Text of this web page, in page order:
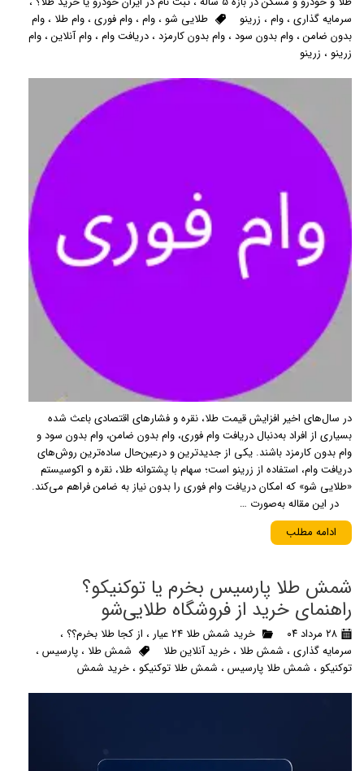
سرمایه گذاری، وام، زرینو طلایی شو ، وام، وام فوری، وام طلا ، وام
بدون ضامن، وام بدون سود، وام بدون کارمزد، دریافت وام، وام آنلاین، وام
زرینو ، زرینو
در سال‌های اخیر افزایش قیمت طلا، نقره و فشارهای اقتصادی باعث شده
بسیاری از افراد به‌دنبال دریافت وام فوری، وام بدون ضامن، وام بدون سود و
وام بدون کارمزد باشند. یکی از جدیدترین و درعین‌حال ساده‌ترین روش‌های
دریافت وام، استفاده از زرینو است؛ سهام با پشتوانه طلا، نقره و اکوسیستم
«طلایی شو» که امکان دریافت وام فوری را بدون نیاز به ضامن فراهم می‌کند.
در این مقاله به‌صورت …
ادامه مطلب
شمش طلا پارسیس بخرم یا توکنیکو؟
راهنمای خرید از فروشگاه طلایی‌شو
۲۸ مرداد ۰۴ خرید شمش طلا 24 عیار ، از کجا طلا بخرم؟؟،
سرمایه گذاری، شمش طلا ، خرید آنلاین طلا شمش طلا ، پارسیس،
توکنیکو ، شمش طلا پارسیس، شمش طلا توکنیکو ، خرید شمش